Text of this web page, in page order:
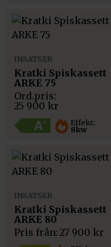
Effekt:
8kw
INSATSER
Kratki Spiskassett
ARKE 75
25 900 kr
INSATSER
Kratki Spiskassett
ARKE 80
Pris från:27 900 kr